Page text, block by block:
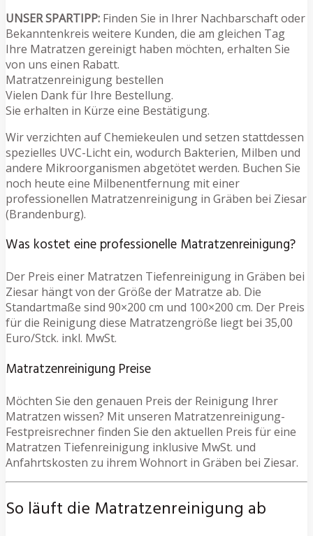
UNSER SPARTIPP: Finden Sie in Ihrer Nachbarschaft oder
Bekanntenkreis weitere Kunden, die am gleichen Tag
Ihre Matratzen gereinigt haben möchten, erhalten Sie
von uns einen Rabatt.
Matratzenreinigung bestellen
Vielen Dank für Ihre Bestellung.
Sie erhalten in Kürze eine Bestätigung.
Wir verzichten auf Chemiekeulen und setzen stattdessen
spezielles UVC-Licht ein, wodurch Bakterien, Milben und
andere Mikroorganismen abgetötet werden. Buchen Sie
noch heute eine Milbenentfernung mit einer
professionellen Matratzenreinigung in Gräben bei Ziesar
(Brandenburg).
Was kostet eine professionelle Matratzenreinigung?
Der Preis einer Matratzen Tiefenreinigung in Gräben bei
Ziesar hängt von der Größe der Matratze ab. Die
Standartmaße sind 90×200 cm und 100×200 cm. Der Preis
für die Reinigung diese Matratzengröße liegt bei 35,00
Euro/Stck. inkl. MwSt.
Matratzenreinigung Preise
Möchten Sie den genauen Preis der Reinigung Ihrer
Matratzen wissen? Mit unseren Matratzenreinigung-
Festpreisrechner finden Sie den aktuellen Preis für eine
Matratzen Tiefenreinigung inklusive MwSt. und
Anfahrtskosten zu ihrem Wohnort in Gräben bei Ziesar.
So läuft die Matratzenreinigung ab